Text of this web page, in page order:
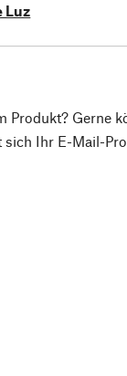
Luz
Produkt? Gerne
sich Ihr E-Mail-